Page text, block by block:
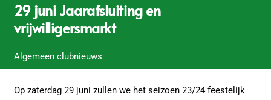
29 juni Jaarafsluiting en
vrijwilligersmarkt
Algemeen clubnieuws
Op zaterdag 29 juni zullen we het seizoen 23/24 feestelijk